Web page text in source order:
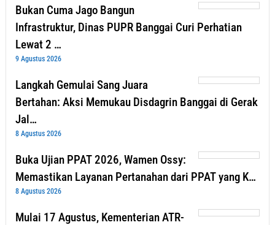
Bukan Cuma Jago Bangun
Infrastruktur, Dinas PUPR Banggai Curi Perhatian
Lewat 2 …
9 Agustus 2026
Langkah Gemulai Sang Juara
Bertahan: Aksi Memukau Disdagrin Banggai di Gerak
Jal…
8 Agustus 2026
Buka Ujian PPAT 2026, Wamen Ossy:
Memastikan Layanan Pertanahan dari PPAT yang K…
8 Agustus 2026
Mulai 17 Agustus, Kementerian ATR-